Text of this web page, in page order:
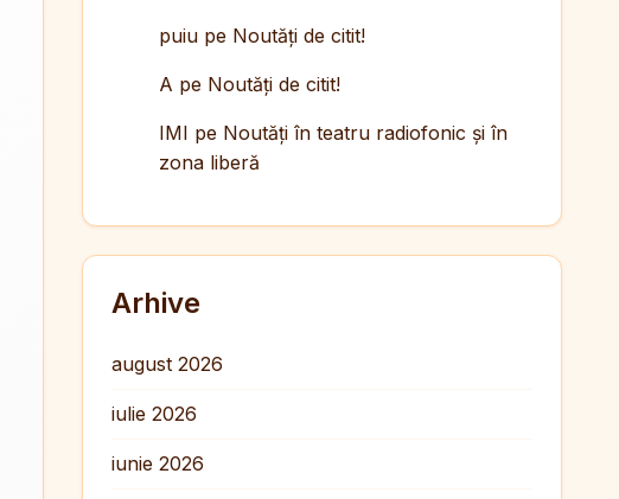
puiupe Noutăți de citit!
A pe Noutăți de citit!
IMI pe Noutăți în teatru radiofonic și în
zona liberă
Arhive
august 2026
iulie 2026
iunie 2026